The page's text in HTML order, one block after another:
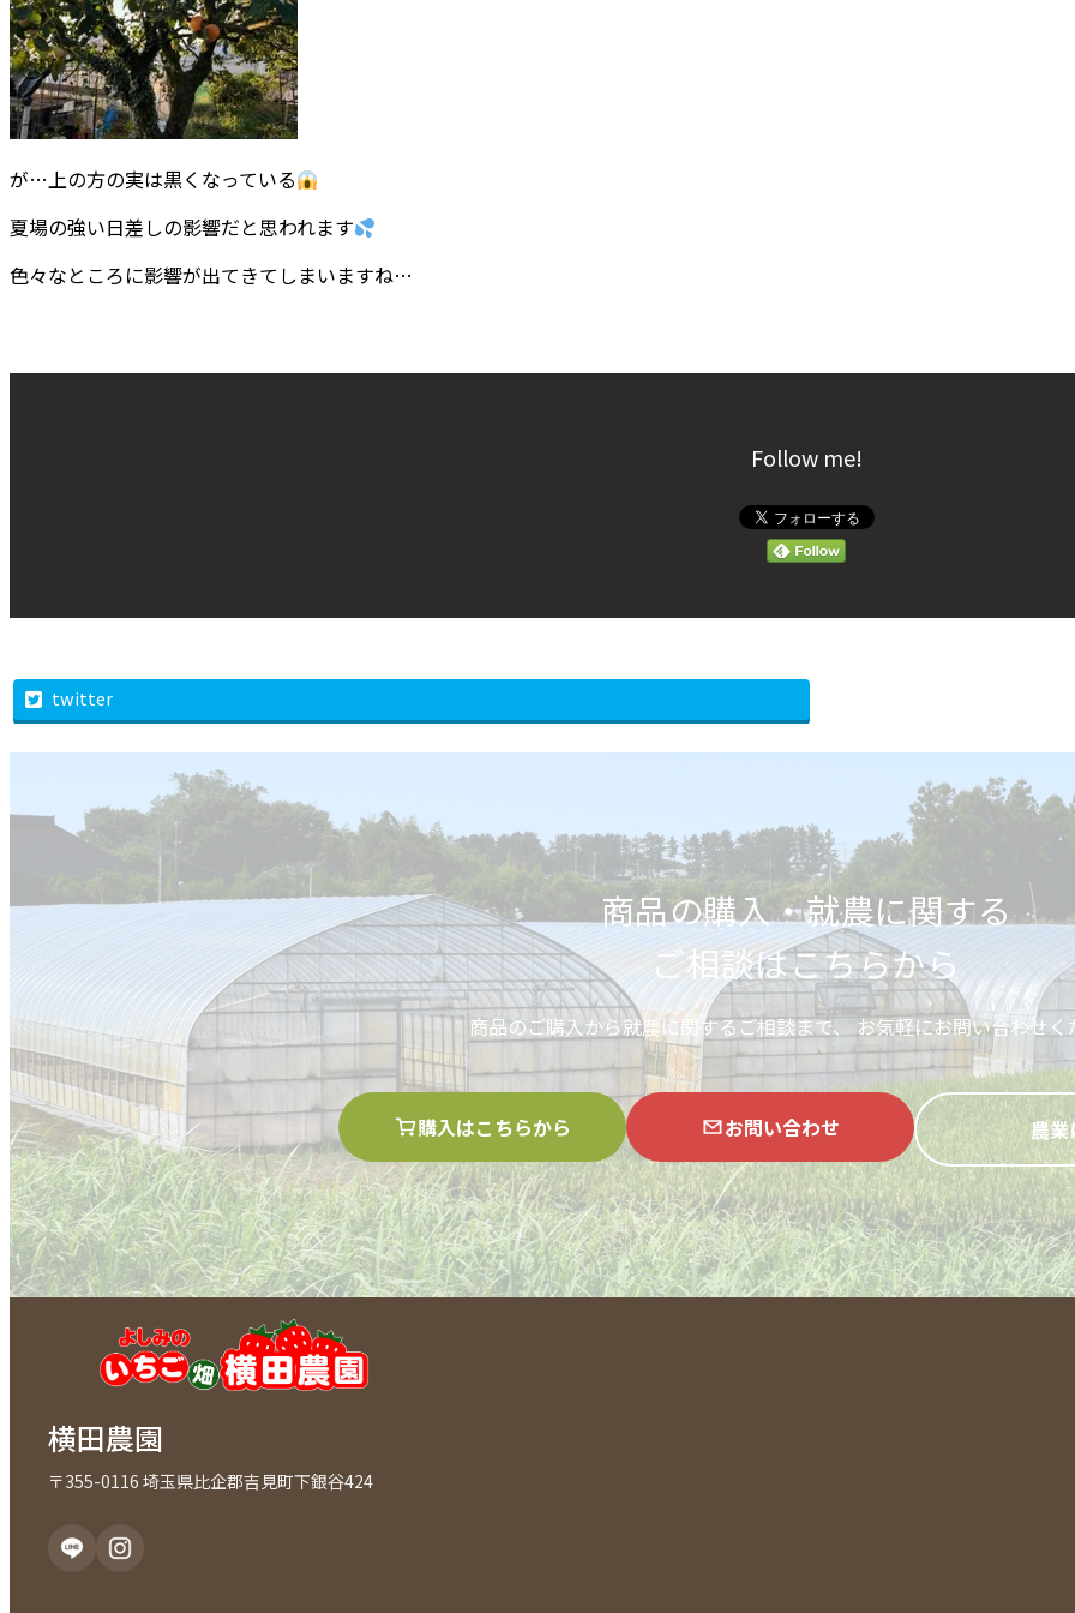
が…上の方の実は黒くなっている
夏場の強い日差しの影響だと思われます
色々なところに影響が出てきてしまいますね…
Follow me!
twitter
商品の購入・就農に関する
ご相談はこちらから
商品のご購入から就農に関するご相談まで、お気軽にお問い合わせく
購入はこちらから お問い合わせ 農業
横田農園
〒355-0116 埼玉県比企郡吉見町下銀谷424